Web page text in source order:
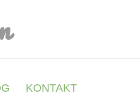
KONTAKT